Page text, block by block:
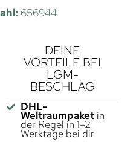
656944
DEINE
VORTEILE BEI
LGM-
BESCHLAG
DHL-
Weltraumpaketin
der Regel in 1–2
Werktage bei dir